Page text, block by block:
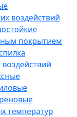
воздействий
покрытием
температур